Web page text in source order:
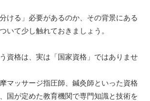
ける」必要があるのか、その背景にある
いて少し触れておきましょう。
資格は、実は「国家資格」ではありませ
マッサージ指圧師、鍼灸師といった資格
国が定めた教育機関で専門知識と技術を